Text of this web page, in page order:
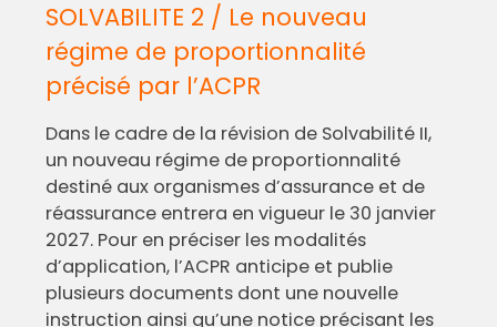
SOLVABILITE 2 / Le nouveau
régime de proportionnalité
précisé par l’ACPR
Dans le cadre de la révision de Solvabilité II,
un nouveau régime de proportionnalité
destiné aux organismes d’assurance et de
réassurance entrera en vigueur le 30 janvier
2027. Pour en préciser les modalités
d’application, l’ACPR anticipe et publie
plusieurs documents dont une nouvelle
instruction ainsi qu’une notice précisant les